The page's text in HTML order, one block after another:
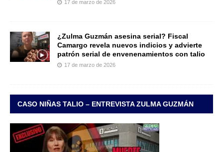
17 de marzo de 2026
¿Zulma Guzmán asesina serial? Fiscal
Camargo revela nuevos indicios y advierte
patrón serial de envenenamientos con talio
17 de marzo de 2026
CASO NIÑAS TALIO – ENTREVISTA ZULMA GUZMÁN